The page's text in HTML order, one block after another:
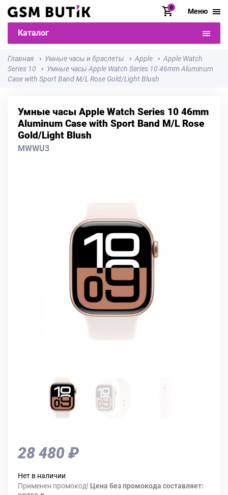
0 Меню
Каталог
Главная Умные часы и браслеты Apple
Apple Watch
Series 10
Умные часы Apple Watch Series 10 46mm Aluminum
Case with Sport Band M/L Rose Gold/Light Blush
Умные часы Apple Watch Series 10 46mm
Aluminum Case with Sport Band M/L Rose
Gold/Light Blush
MWWU3
28 480 ₽
Нет в наличии
Применен промокод! Цена без промокода составляет: